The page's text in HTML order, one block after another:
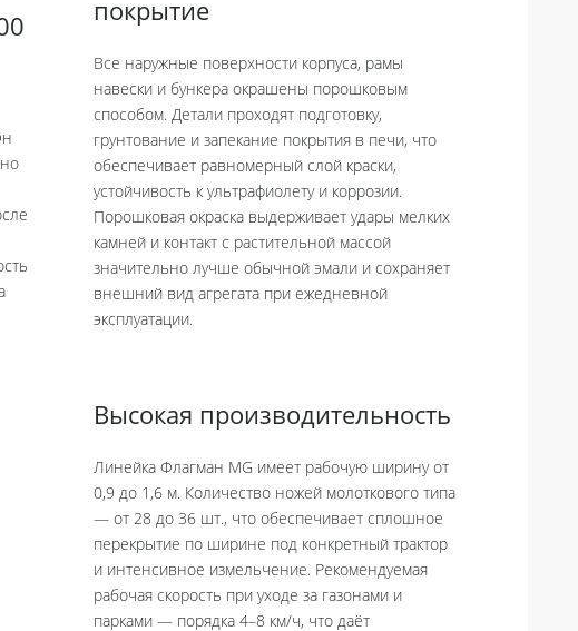
покрытие
Все наружные поверхности корпуса, рамы
навески и бункера окрашены порошковым
способом. Детали проходят подготовку,
грунтование и запекание покрытия в печи, что
обеспечивает равномерный слой краски,
устойчивость к ультрафиолету и коррозии.
Порошковая окраска выдерживает удары мелких
камней и контакт с растительной массой
значительно лучше обычной эмали и сохраняет
внешний вид агрегата при ежедневной
эксплуатации.
Высокая производительность
Линейка Флагман MG имеет рабочую ширину от
0,9 до 1,6 м. Количество ножей молоткового типа
— от 28 до 36 шт., что обеспечивает сплошное
перекрытие по ширине под конкретный трактор
и интенсивное измельчение. Рекомендуемая
рабочая скорость при уходе за газонами и
парками — порядка 4–8 км/ч, что даёт